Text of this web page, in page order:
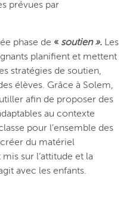
prévues par
phase de « soutien ». Les
planifient et mettent
stratégies de soutien,
élèves. Grâce à Solem,
afin de proposer des
au contexte
pour l’ensemble des
du matériel
sur l’attitude et la
avec les enfants.